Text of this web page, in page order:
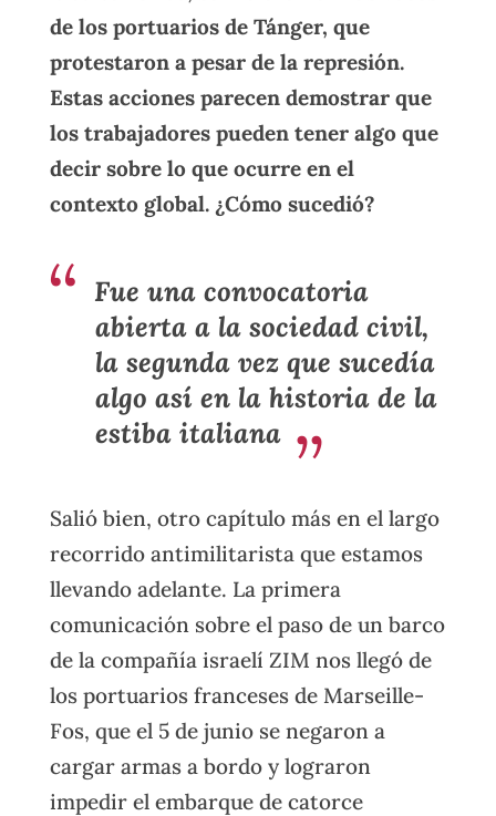
de los portuarios de Tánger, que
protestaron a pesar de la represión.
Estas acciones parecen demostrar que
los trabajadores pueden tener algo que
decir sobre lo que ocurre en el
contexto global. ¿Cómo sucedió?
Fue una convocatoria
abierta a la sociedad civil,
la segunda vez que sucedía
algo así en la historia de la
estiba italiana
Salió bien, otro capítulo más en el largo
recorrido antimilitarista que estamos
llevando adelante. La primera
comunicación sobre el paso de un barco
de la compañía israelí ZIM nos llegó de
los portuarios franceses de Marseille-
Fos, que el 5 de junio se negaron a
cargar armas a bordo y lograron
impedir el embarque de catorce